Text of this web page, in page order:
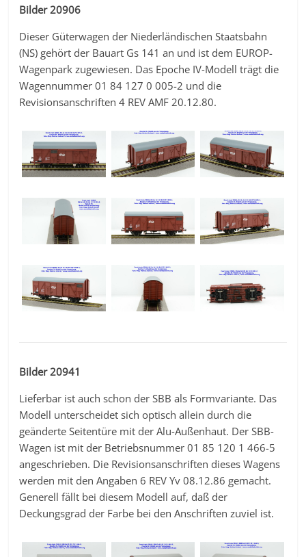
Bilder 20906
Dieser Güterwagen der Niederländischen Staatsbahn
(NS) gehört der Bauart Gs 141 an und ist dem EUROP-
Wagenpark zugewiesen. Das Epoche IV-Modell trägt die
Wagennummer 01 84 127 0 005-2 und die
Revisionsanschriften 4 REV AMF 20.12.80.
Bilder 20941
Lieferbar ist auch schon der SBB als Formvariante. Das
Modell unterscheidet sich optisch allein durch die
geänderte Seitentüre mit der Alu-Außenhaut. Der SBB-
Wagen ist mit der Betriebsnummer 01 85 120 1 466-5
angeschrieben. Die Revisionsanschriften dieses Wagens
werden mit den Angaben 6 REV Yv 08.12.86 gemacht.
Generell fällt bei diesem Modell auf, daß der
Deckungsgrad der Farbe bei den Anschriften zuviel ist.